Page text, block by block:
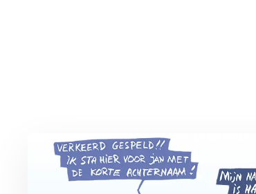
Lees meer over Vliegticket boeken? Let op de